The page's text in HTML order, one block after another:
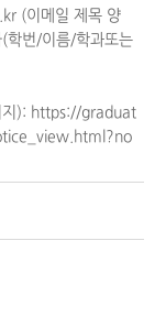
(이메일 제목 양
학번/이름/학과또는
지): https://graduat